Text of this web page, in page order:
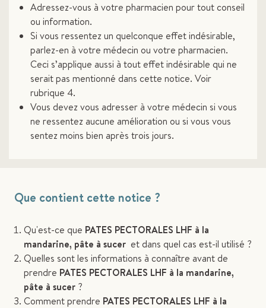
Adressez-vous à votre pharmacien pour tout conseil
ou information.
Si vous ressentez un quelconque effet indésirable,
parlez-en à votre médecin ou votre pharmacien.
Ceci s’applique aussi à tout effet indésirable qui ne
serait pas mentionné dans cette notice. Voir
rubrique 4.
Vous devez vous adresser à votre médecin si vous
ne ressentez aucune amélioration ou si vous vous
sentez moins bien après trois jours.
Que contient cette notice ?
Qu'est-ce que PATES PECTORALES LHF à la
mandarine, pâte à sucer et dans quel cas est-il utilisé ?
Quelles sont les informations à connaître avant de
prendre PATES PECTORALES LHF à la mandarine,
pâte à sucer ?
Comment prendre PATES PECTORALES LHF à la